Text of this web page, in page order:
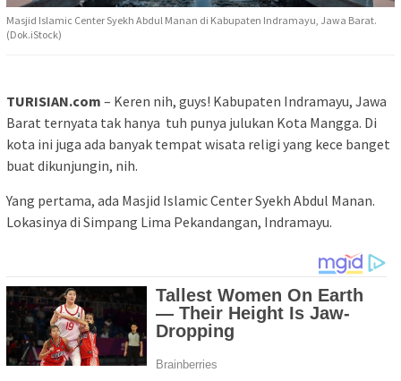
Masjid Islamic Center Syekh Abdul Manan di Kabupaten Indramayu, Jawa Barat.
(Dok.iStock)
TURISIAN.com – Keren nih, guys! Kabupaten Indramayu, Jawa
Barat ternyata tak hanya tuh punya julukan Kota Mangga. Di
kota ini juga ada banyak tempat wisata religi yang kece banget
buat dikunjungin, nih.
Yang pertama, ada Masjid Islamic Center Syekh Abdul Manan.
Lokasinya di Simpang Lima Pekandangan, Indramayu.